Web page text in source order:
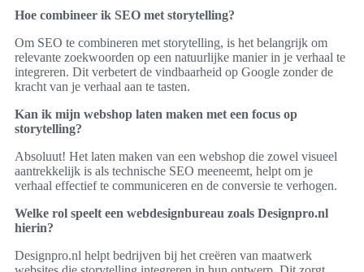
Hoe combineer ik SEO met storytelling?
Om SEO te combineren met storytelling, is het belangrijk om
relevante zoekwoorden op een natuurlijke manier in je verhaal te
integreren. Dit verbetert de vindbaarheid op Google zonder de
kracht van je verhaal aan te tasten.
Kan ik mijn webshop laten maken met een focus op
storytelling?
Absoluut! Het laten maken van een webshop die zowel visueel
aantrekkelijk is als technische SEO meeneemt, helpt om je
verhaal effectief te communiceren en de conversie te verhogen.
Welke rol speelt een webdesignbureau zoals Designpro.nl
hierin?
Designpro.nl helpt bedrijven bij het creëren van maatwerk